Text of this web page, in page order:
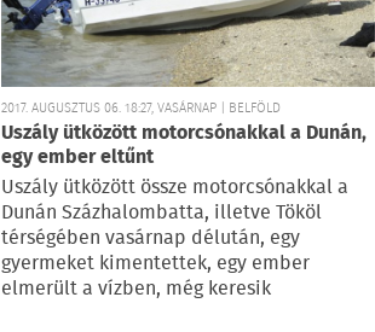
2017. AUGUSZTUS 06. 18:27, VASÁRNAP | BELFÖLD
Uszály ütközött motorcsónakkal a Dunán,
egy ember eltűnt
Uszály ütközött össze motorcsónakkal a
Dunán Százhalombatta, illetve Tököl
térségében vasárnap délután, egy
gyermeket kimentettek, egy ember
elmerült a vízben, még keresik